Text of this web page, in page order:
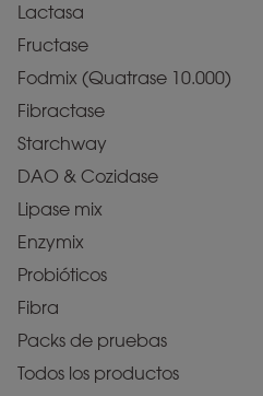
Lactasa
Fructase
Fodmix (Quatrase 10.000)
Fibractase
Starchway
DAO & Cozidase
Lipase mix
Enzymix
Probióticos
Fibra
Packs de pruebas
Todos los productos